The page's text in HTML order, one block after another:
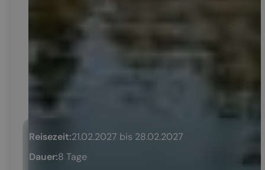
Reisezeit:21.02.2027 bis 28.02.2027
Dauer:8 Tage